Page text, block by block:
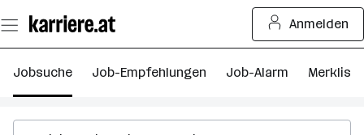
Seiteninhalt
springen
Anmelden
Jobsuche Job-Empfehlungen Job-Alarm Merkliste